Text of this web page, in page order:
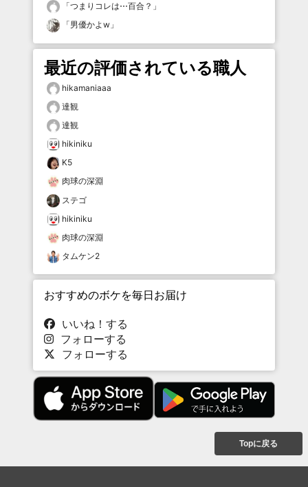
「つまりコレは⋯百合？ 」
「男優かよw 」
最近の評価されている職人
hikamaniaaa
達観
達観
hikiniku
K5
肉球の深淵
ステゴ
hikiniku
肉球の深淵
タムケン2
おすすめのボケを毎日お届け
いいね！する
フォローする
フォローする
Topに戻る